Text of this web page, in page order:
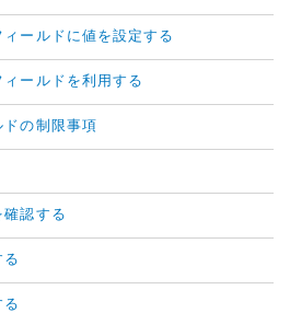
ールドに値を設定する
ールドを利用する
ドの制限事項
確認する
る
る